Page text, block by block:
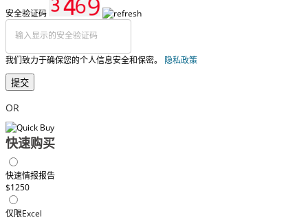
安全验证码
我们致力于确保您的个人信息安全和保密。 隐私政策
提交
OR
快速购买
快速情报报告
$1250
仅限Excel